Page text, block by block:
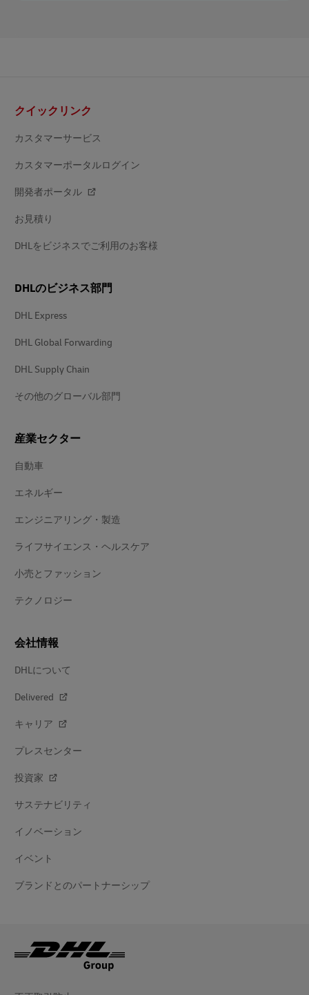
ッ
クイックリンク
カスタマーサービス
カスタマーポータルログイン
開発者ポータル
お見積り
DHLをビジネスでご利用のお客様
DHLのビジネス部門
DHL Express
DHL Global Forwarding
DHL Supply Chain
その他のグローバル部門
産業セクター
自動車
エネルギー
エンジニアリング・製造
ライフサイエンス・ヘルスケア
小売とファッション
テクノロジー
会社情報
DHLについて
Delivered
キャリア
プレスセンター
投資家
サステナビリティ
イノベーション
イベント
ブランドとのパートナーシップ